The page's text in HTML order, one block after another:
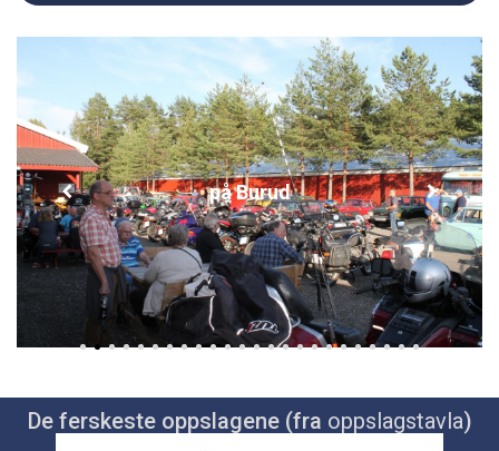
på Burud
De ferskeste oppslagene (fra oppslagstavla)